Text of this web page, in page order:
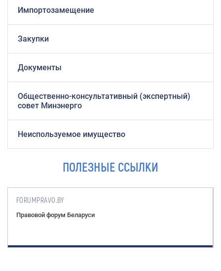
Импортозамещение
Закупки
Документы
Общественно-консультативный (экспертный)
совет Минэнерго
Неиспользуемое имущество
ПОЛЕЗНЫЕ ССЫЛКИ
FORUMPRAVO.BY
Правовой форум Беларуси